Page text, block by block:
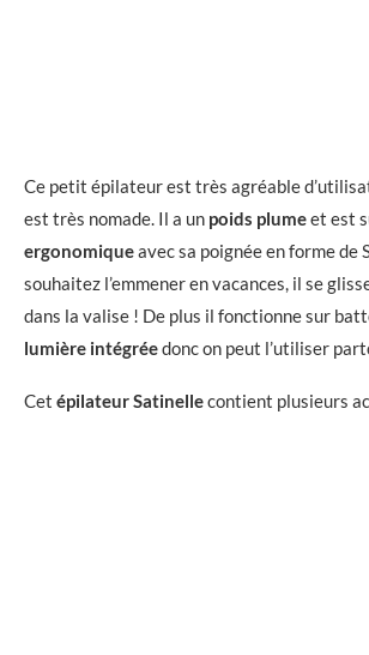
Ce petit épilateur est très agréable
est très nomade. Il a un poids plumeet est
ergonomiqueavec sa poignée en forme de
souhaitez l’emmener en vacances, il se
dans la valise ! De plus il fonctionne sur
lumière intégréedonc on peut l’utiliser
Cet épilateur Satinellecontient plusieurs